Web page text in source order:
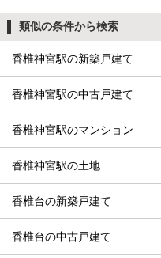
類似の条件から検索
香椎神宮駅の新築戸建て
香椎神宮駅の中古戸建て
香椎神宮駅のマンション
香椎神宮駅の土地
香椎台の新築戸建て
香椎台の中古戸建て